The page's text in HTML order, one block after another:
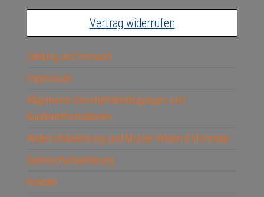
Vertrag widerrufen
Zahlung und Versand
Impressum
Allgemeine Geschäftsbedingungen und
Kundeninformationen
Widerrufsbelehrung und Muster-Widerrufsformular
Datenschutzerklärung
Kontakt